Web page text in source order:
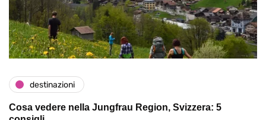
destinazioni
Cosa vedere nella Jungfrau Region, Svizzera: 5